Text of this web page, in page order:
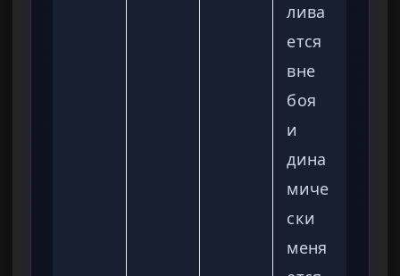
лива
ется
вне
боя
и
дина
миче
ски
меня